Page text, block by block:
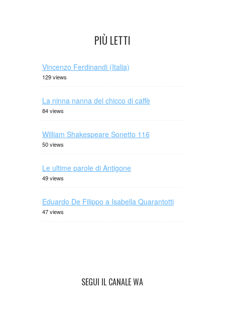
PIÙ LETTI
Vincenzo Ferdinandi (Italia)
129 views
La ninna nanna del chicco di caffè
84 views
William Shakespeare Sonetto 116
50 views
Le ultime parole di Antigone
49 views
Eduardo De Filippo a Isabella Quarantotti
47 views
SEGUI IL CANALE WA